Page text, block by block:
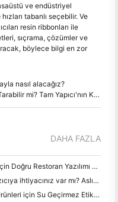
ve endüstriyel
tabanlı seçebilir. Ve
resin ribbonları ile
sıçrama, çözümler ve
böylece bilgi en zor
nasıl alacağız?
mi? Tam Yapıcı'nın Kılavuzu
DAHA FAZLA
Küçük veya Orta Boyutlu Restoranınız için Doğru Restoran Yazılımı Nasıl Seçilir
Depo faturaları için taşınabilir bir A4 yazıcıya ihtiyacınız var mı? Aslında ne çalışır
Termal Etiket Yazıcıları Küçük İşletme Ürünleri için Su Geçirmez Etiketler Yapabilir mi?